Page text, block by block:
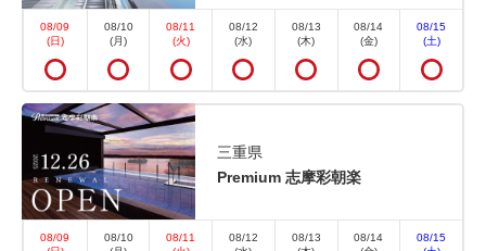
空室カレンダー
おすすめ 選べるオプション
08/09
(日)
08/10
(月)
08/11
(火)
08/12
(水)
08/13
(木)
08/14
(金)
08/15
(土)
三重県
Premium 志摩彩朝楽
08/09
08/10
08/11
08/12
08/13
08/14
08/15